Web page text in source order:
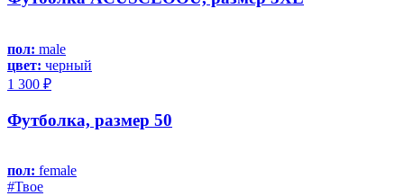
пол: male
цвет: черный
1 300 ₽
Футболка, размер 50
пол: female
#Твое